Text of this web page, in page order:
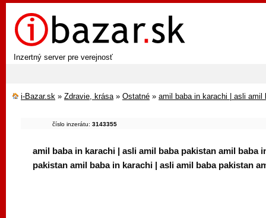
Inzertný server pre verejnosť
i-Bazar.sk » Zdravie, krása» Ostatné » amil baba in karachi | asli amil
číslo inzerátu: 3143355
amil baba in karachi | asli amil baba pakistan amil baba
pakistan amil baba in karachi | asli amil baba pakistan